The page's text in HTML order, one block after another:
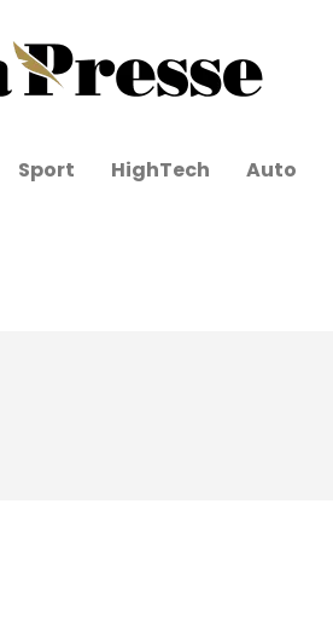
Sport HighTech Auto